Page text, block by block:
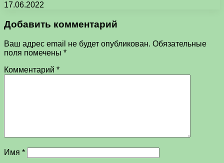
17.06.2022
Добавить комментарий
Ваш адрес email не будет опубликован. Обязательные
поля помечены *
Комментарий *
Имя *